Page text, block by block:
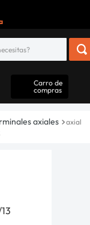
Carro de
compras
axiales
axial